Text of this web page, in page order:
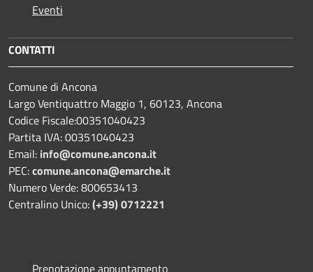
Eventi
CONTATTI
Comune di Ancona
Largo Ventiquattro Maggio 1, 60123, Ancona
Codice Fiscale:00351040423
Partita IVA: 00351040423
Email: info@comune.ancona.it
PEC:comune.ancona@emarche.it
Numero Verde: 800653413
Centralino Unico:(+39) 0712221
Prenotazione appuntamento